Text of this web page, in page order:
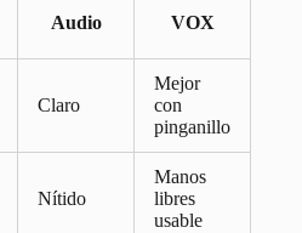
Audio VOX
Claro
Mejor
con
pinganillo
Nítido
Manos
libres
usable